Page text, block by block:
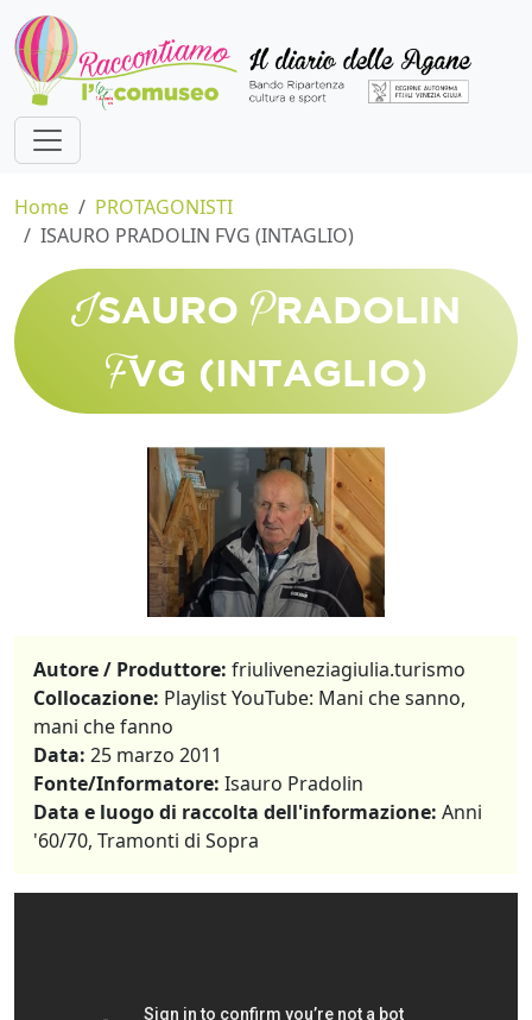
Home
PROTAGONISTI
ISAURO PRADOLIN FVG (INTAGLIO)
ISAURO PRADOLIN
FVG (INTAGLIO)
Autore / Produttore: friuliveneziagiulia.turismo
Collocazione: Playlist YouTube: Mani che sanno,
mani che fanno
Data: 25 marzo 2011
Fonte/Informatore: Isauro Pradolin
Data e luogo di raccolta dell'informazione: Anni
'60/70, Tramonti di Sopra